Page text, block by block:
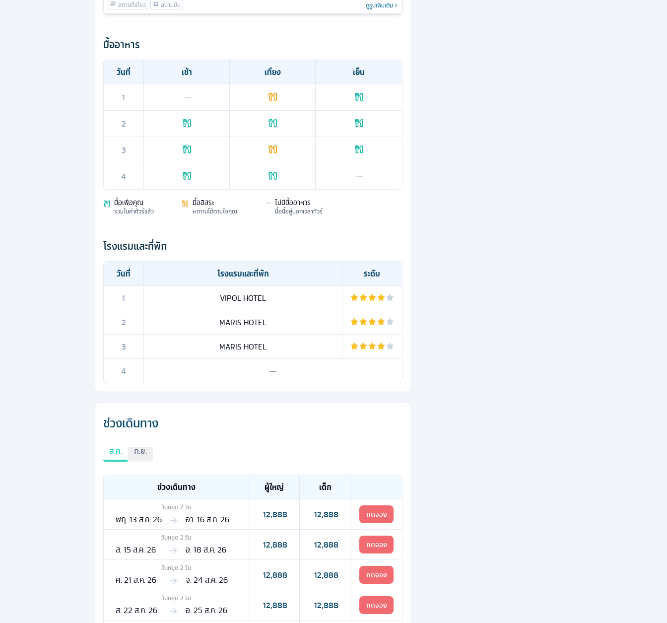
ดูรูปเพิ่มเติม
มื้ออาหาร
วันที่ เช้า เที่ยง
เย็น
1
—
2
3
4 —
มื้อเพื่อคุณ
รวมในค่าทัวร์แล้ว
มื้ออิสระ
หาทานได้ตามใจคุณ
— ไม่มีมื้ออาหาร
มื้อนี้อยู่นอกเวลาทัวร์
โรงแรมและที่พัก
วันที่ โรงแรมและที่พัก
ระดับ
1
VIPOL HOTEL
2
MARIS HOTEL
3
MARIS HOTEL
4
—
ช่วงเดินทาง
ส.ค. ก.ย.
ช่วงเดินทาง ผู้ใหญ่ เด็ก
วันหยุด 2วัน
พฤ. 13 ส.ค. 26 อา. 16 ส.ค. 26 12,888 12,888 กดจอง
วันหยุด 2วัน
ส. 15 ส.ค. 26 อ. 18 ส.ค. 26 12,888 12,888 กดจอง
วันหยุด 2วัน
ศ. 21 ส.ค. 26 จ. 24 ส.ค. 26 12,888 12,888 กดจอง
วันหยุด 2วัน
ส. 22 ส.ค. 26 อ. 25 ส.ค. 26 12,888 12,888 กดจอง